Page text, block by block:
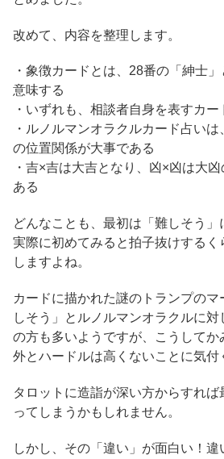
改めて、内容を整理します。
・象徴カードとは、28番の「紳士
意味する
・いずれも、相談者自身を表すカー
・ルノルマンオラクルカード占い
の位置関係が大事である
・吉×吉は大吉となり、凶×凶は大
ある
どんなことも、最初は「難しそう」
実際に初めてみると拍子抜けするく
しますよね。
カードに描かれた謎のトランプの
しそう」とルノルマンオラクルに
の方も多いようですが、こうして
外とハードルは高くないことに気付
タロットに造詣が深い方からすれ
ってしまうかもしれません。
しかし、その「違い」が面白い！